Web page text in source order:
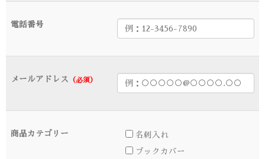
電話番号
メールアドレス （必須）
商品カテゴリー 名刺入れ
ブックカバー